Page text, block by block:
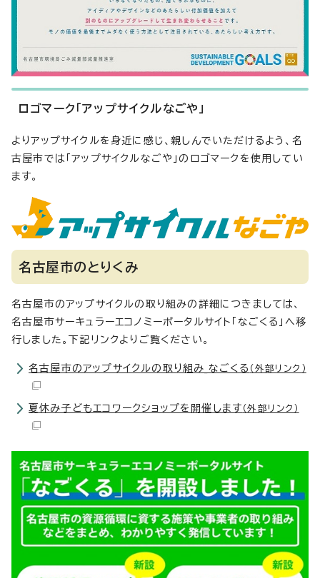
ロゴマーク「アップサイクルなごや」
よりアップサイクルを身近に感じ、親しんでいただけるよう、名
古屋市では「アップサイクルなごや」のロゴマークを使用してい
ます。
名古屋市のとりくみ
名古屋市のアップサイクルの取り組みの詳細につきましては、
名古屋市サーキュラーエコノミーポータルサイト「なごくる」へ移
行しました。下記リンクよりご覧ください。
名古屋市のアップサイクルの取り組み_なごくる （外部リンク）
夏休み子どもエコワークショップを開催します （外部リンク）